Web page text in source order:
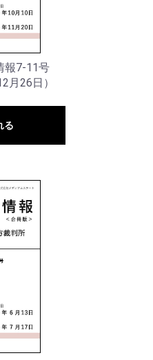
報7-11号
月26日）
る